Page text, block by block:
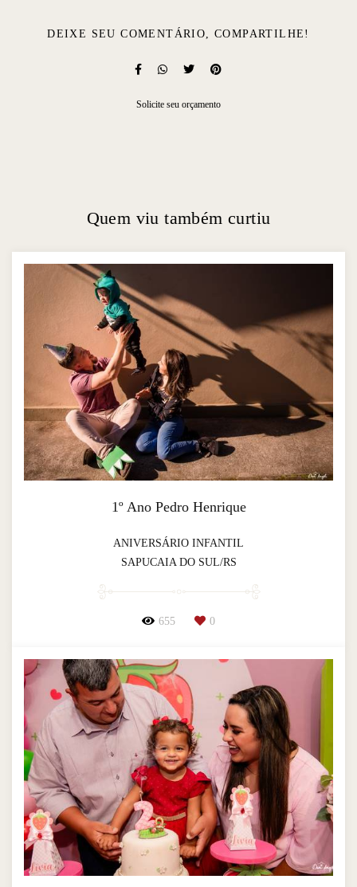
DEIXE SEU COMENTÁRIO, COMPARTILHE!
Solicite seu orçamento
Quem viu também curtiu
1º Ano Pedro Henrique
ANIVERSÁRIO INFANTIL
SAPUCAIA DO SUL/RS
655 0